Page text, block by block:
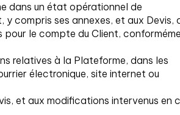
dans un état opérationnel de
compris ses annexes, et aux Devis,
pour le compte du Client,
relatives à la Plateforme, dans les
électronique, site internet ou
et aux modifications intervenus en